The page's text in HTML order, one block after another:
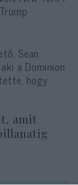
Sean
a Dominion
hogy
amit